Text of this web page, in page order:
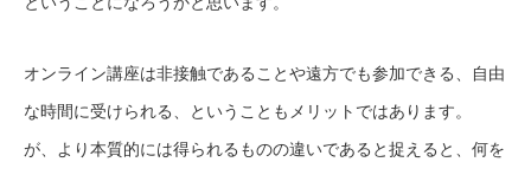
オンライン講座は非接触であることや遠方でも参加できる、自由
な時間に受けられる、ということもメリットではあります。
が、より本質的には得られるものの違いであると捉えると、何を